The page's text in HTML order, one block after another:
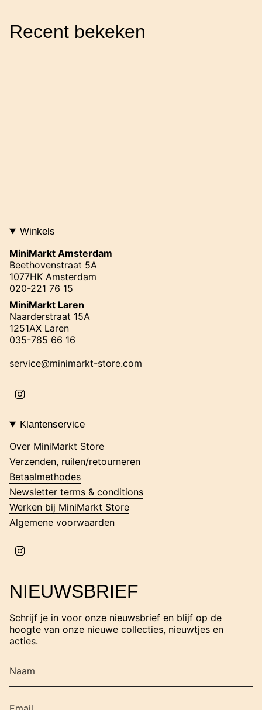
Recent bekeken
Winkels
MiniMarkt Amsterdam
Beethovenstraat 5A
1077HK Amsterdam
020-221 76 15
MiniMarkt Laren
Naarderstraat 15A
1251AX Laren
035-785 66 16
service@minimarkt-store.com
t
g
r
a
Klantenservice
Over MiniMarkt Store
Verzenden, ruilen/retourneren
Betaalmethodes
Newsletter terms & conditions
Werken bij MiniMarkt Store
Algemene voorwaarden
g
a
m
NIEUWSBRIEF
Schrijf je in voor onze nieuwsbrief en blijf op de
hoogte van onze nieuwe collecties, nieuwtjes en
acties.